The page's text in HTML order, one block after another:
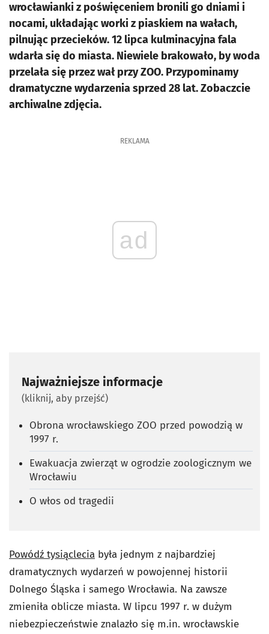
wrocławianki z poświęceniem bronili go dniami i
nocami, układając worki z piaskiem na wałach,
pilnując przecieków. 12 lipca kulminacyjna fala
wdarła się do miasta. Niewiele brakowało, by woda
przelała się przez wał przy ZOO. Przypominamy
dramatyczne wydarzenia sprzed 28 lat. Zobaczcie
archiwalne zdjęcia.
REKLAMA
ad
Najważniejsze informacje
(kliknij, aby przejść)
Obrona wrocławskiego ZOO przed powodzią w
1997 r.
Ewakuacja zwierząt w ogrodzie zoologicznym we
Wrocławiu
O włos od tragedii
Powódź tysiąclecia była jednym z najbardziej
dramatycznych wydarzeń w powojennej historii
Dolnego Śląska i samego Wrocławia. Na zawsze
zmieniła oblicze miasta. W lipcu 1997 r. w dużym
niebezpieczeństwie znalazło się m.in. wrocławskie